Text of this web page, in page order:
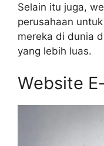
Selain itu juga,
perusahaan
mereka di dunia
yang lebih luas.
Website